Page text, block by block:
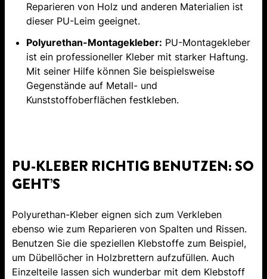
Reparieren von Holz und anderen Materialien ist
dieser PU-Leim geeignet.
Polyurethan-Montagekleber: PU-Montagekleber
ist ein professioneller Kleber mit starker Haftung.
Mit seiner Hilfe können Sie beispielsweise
Gegenstände auf Metall- und
Kunststoffoberflächen festkleben.
PU-KLEBER RICHTIG BENUTZEN: SO
GEHT’S
Polyurethan-Kleber eignen sich zum Verkleben
ebenso wie zum Reparieren von Spalten und Rissen.
Benutzen Sie die speziellen Klebstoffe zum Beispiel,
um Dübellöcher in Holzbrettern aufzufüllen. Auch
Einzelteile lassen sich wunderbar mit dem Klebstoff